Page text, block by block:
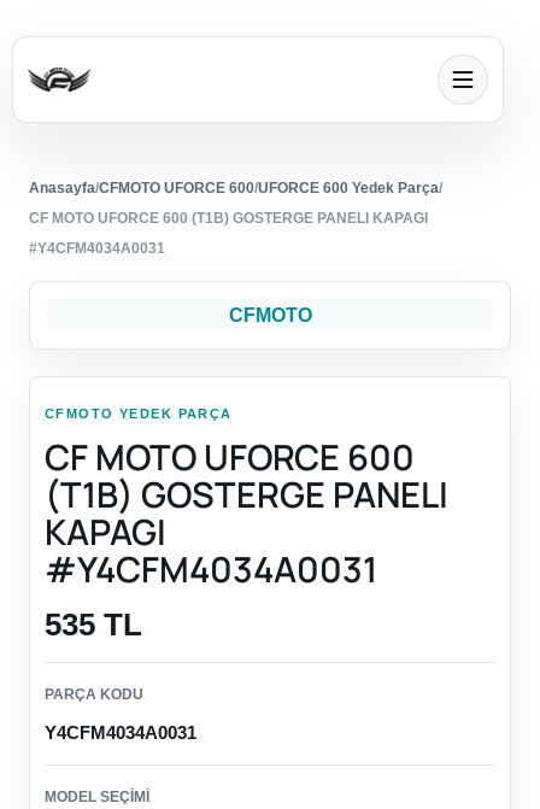
Anasayfa/CFMOTO UFORCE 600/UFORCE 600 Yedek Parça/
CF MOTO UFORCE 600 (T1B) GOSTERGE PANELI KAPAGI
#Y4CFM4034A0031
CFMOTO
CFMOTO YEDEK PARÇA
CF MOTO UFORCE 600
(T1B) GOSTERGE PANELI
KAPAGI
#Y4CFM4034A0031
535 TL
PARÇA KODU
Y4CFM4034A0031
MODEL SEÇIMI